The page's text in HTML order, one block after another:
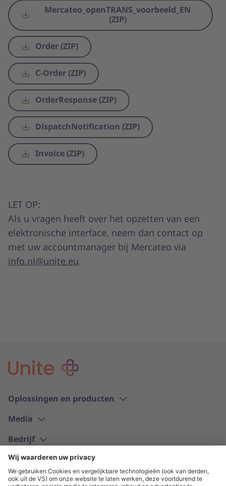
Mercateo_openTRANS_voorbeeld_EN
(ZIP)
Order (ZIP)
C-Order (ZIP)
OrderResponse (ZIP)
DispatchNotification (ZIP)
Invoice (ZIP)
LET OP:
Als u vragen heeft over het opzetten van een
elektronische interface, neem dan contact op
met uw accountmanager bij Mercateo via
info.nl@unite.eu.
Oplossingen en producten
Media
Bedrijf